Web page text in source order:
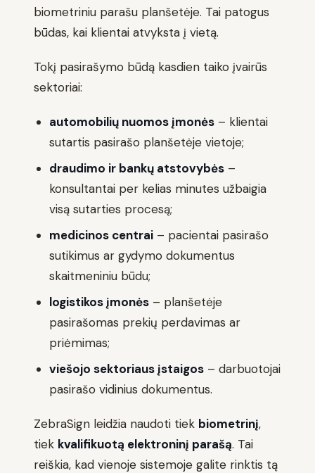
biometriniu parašu planšetėje. Tai patogus
būdas, kai klientai atvyksta į vietą.
Tokį pasirašymo būdą kasdien taiko įvairūs
sektoriai:
automobilių nuomos įmonės – klientai
sutartis pasirašo planšetėje vietoje;
draudimo ir bankų atstovybės –
konsultantai per kelias minutes užbaigia
visą sutarties procesą;
medicinos centrai – pacientai pasirašo
sutikimus ar gydymo dokumentus
skaitmeniniu būdu;
logistikos įmonės – planšetėje
pasirašomas prekių perdavimas ar
priėmimas;
viešojo sektoriaus įstaigos – darbuotojai
pasirašo vidinius dokumentus.
ZebraSign leidžia naudoti tiek biometrinį,
tiek kvalifikuotą elektroninį parašą. Tai
reiškia, kad vienoje sistemoje galite rinktis tą